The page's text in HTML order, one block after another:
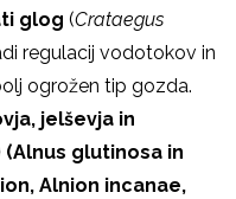
glog (Crataegus
regulacij vodotokov in
ogrožen tip gozda.
jelševja in
glutinosa in
Alnion incanae,